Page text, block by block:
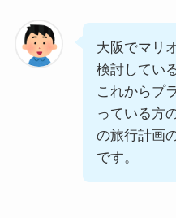
大阪でマリ
検討してい
これからプ
っている方
の旅行計画
です。